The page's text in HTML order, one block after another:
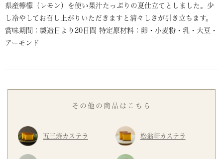
県産檸檬（レモン）を使い果汁たっぷりの夏仕立てとしました。少
し冷やしてお召し上がりいただきますと清々しさが引き立ちます。
賞味期間：製造日より20日間 特定原材料：卵・小麦粉・乳・大豆・
アーモンド
その他の商品はこちら
五三焼カステラ 松翁軒カステラ